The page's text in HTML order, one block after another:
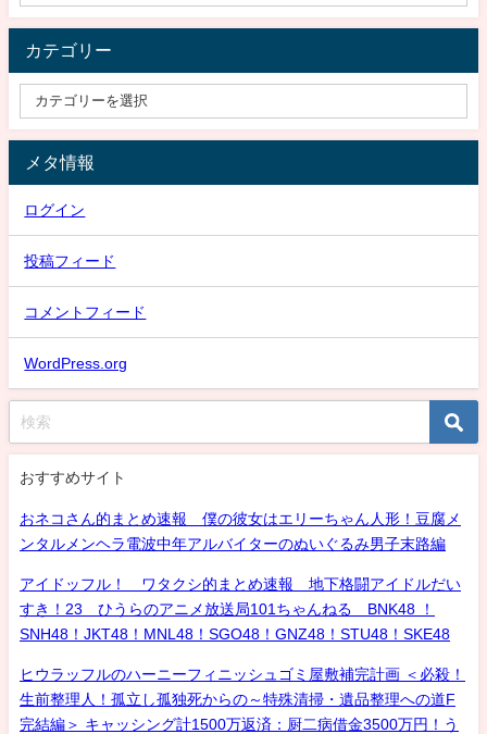
カテゴリー
メタ情報
ログイン
投稿フィード
コメントフィード
WordPress.org
おすすめサイト
おネコさん的まとめ速報 僕の彼女はエリーちゃん人形！豆腐メ
ンタルメンヘラ電波中年アルバイターのぬいぐるみ男子末路編
アイドッフル！ ワタクシ的まとめ速報 地下格闘アイドルだい
すき！23 ひうらのアニメ放送局101ちゃんねる BNK48 ！
SNH48！JKT48！MNL48！SGO48！GNZ48！STU48！SKE48
ヒウラッフルのハーニーフィニッシュゴミ屋敷補完計画 ＜必殺！
生前整理人！孤立し孤独死からの～特殊清掃・遺品整理への道F
完結編＞ キャッシング計1500万返済：厨二病借金3500万円！う